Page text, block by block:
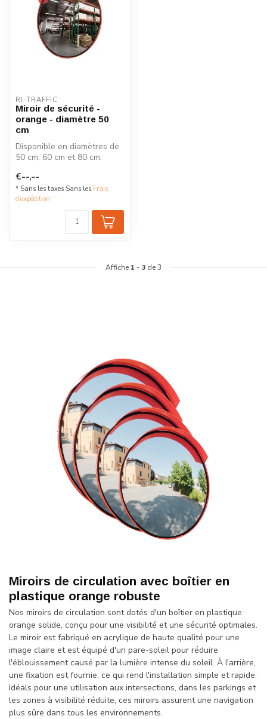
RI-TRAFFIC
Miroir de sécurité -
orange - diamètre 50
cm
Disponible en diamètres de
50 cm, 60 cm et 80 cm.
durable ...
€--,--
* Sans les taxes Sans les Frais
d'expédition
Affiche 1 - 3 de 3
Miroirs de circulation avec boîtier en
plastique orange robuste
Nos miroirs de circulation sont dotés d'un boîtier en plastique
orange solide, conçu pour une visibilité et une sécurité optimales.
Le miroir est fabriqué en acrylique de haute qualité pour une
image claire et est équipé d'un pare-soleil pour réduire
l'éblouissement causé par la lumière intense du soleil. À l'arrière,
une fixation est fournie, ce qui rend l'installation simple et rapide.
Idéals pour une utilisation aux intersections, dans les parkings et
les zones à visibilité réduite, ces miroirs assurent une navigation
plus sûre dans tous les environnements.